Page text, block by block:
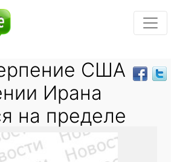
США
Ирана
на пределе